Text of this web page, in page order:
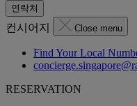
연락처
컨시어지 Close menu
Find Your Local
RESERVATION